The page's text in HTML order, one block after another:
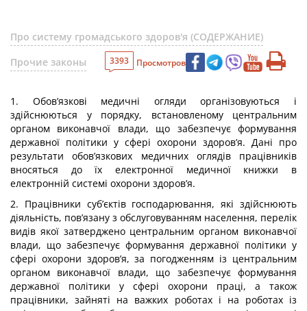
Про систему громадського здоров'я (СОДЕРЖАНИЕ)
Прочие законы
3393 Просмотров
1. Обов’язкові медичні огляди організовуються і
здійснюються у порядку, встановленому центральним
органом виконавчої влади, що забезпечує формування
державної політики у сфері охорони здоров’я. Дані про
результати обов’язкових медичних оглядів працівників
вносяться до їх електронної медичної книжки в
електронній системі охорони здоров’я.
2. Працівники суб’єктів господарювання, які здійснюють
діяльність, пов’язану з обслуговуванням населення, перелік
видів якої затверджено центральним органом виконавчої
влади, що забезпечує формування державної політики у
сфері охорони здоров’я, за погодженням із центральним
органом виконавчої влади, що забезпечує формування
державної політики у сфері охорони праці, а також
працівники, зайняті на важких роботах і на роботах із